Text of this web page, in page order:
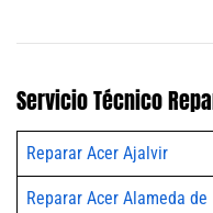
Servicio Técnico
Reparar Acer Ajalvir
Reparar Acer Alameda de